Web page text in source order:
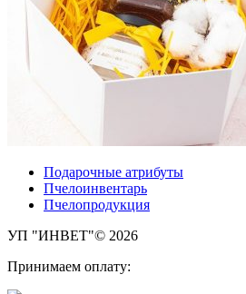
Подарочные атрибуты
Пчелоинвентарь
Пчелопродукция
УП "ИНВЕТ"© 2026
Принимаем оплату: